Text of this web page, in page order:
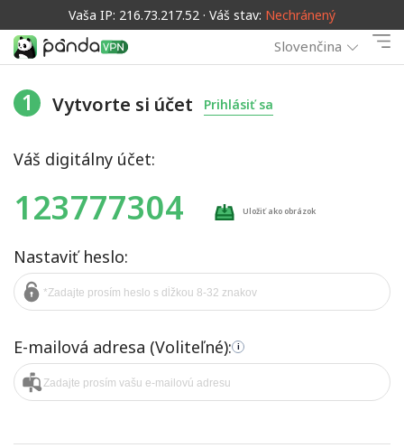
Vaša IP: 216.73.217.52 · Váš stav: Nechránený
Slovenčina
1 Vytvorte si účet Prihlásiť sa
Váš digitálny účet:
123777304 Uložiť ako obrázok
Nastaviť heslo:
E-mailová adresa (Voliteľné): i